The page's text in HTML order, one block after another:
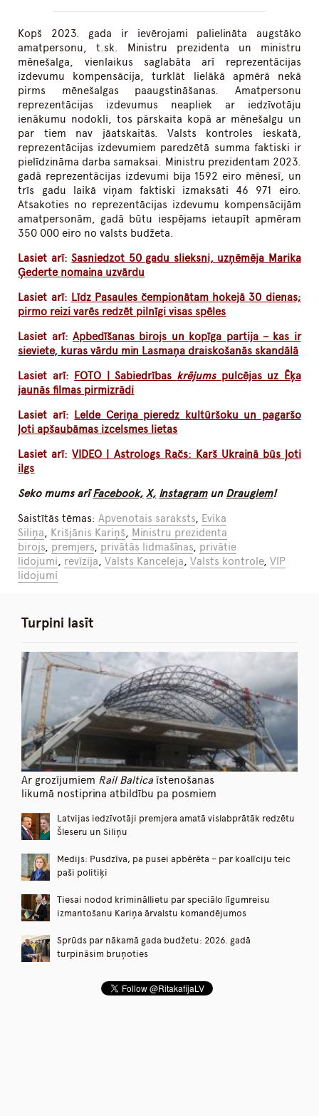
Kopš 2023. gada ir ievērojami palielināta augstāko
amatpersonu, t.sk. Ministru prezidenta un ministru
mēnešalga, vienlaikus saglabāta arī reprezentācijas
izdevumu kompensācija, turklāt lielākā apmērā nekā
pirms mēnešalgas paaugstināšanas. Amatpersonu
reprezentācijas izdevumus neapliek ar iedzīvotāju
ienākumu nodokli, tos pārskaita kopā ar mēnešalgu un
par tiem nav jāatskaitās. Valsts kontroles ieskatā,
reprezentācijas izdevumiem paredzētā summa faktiski ir
pielīdzināma darba samaksai. Ministru prezidentam 2023.
gadā reprezentācijas izdevumi bija 1592 eiro mēnesī, un
trīs gadu laikā viņam faktiski izmaksāti 46 971 eiro.
Atsakoties no reprezentācijas izdevumu kompensācijām
amatpersonām, gadā būtu iespējams ietaupīt apmēram
350 000 eiro no valsts budžeta.
Lasiet arī:Sasniedzot 50 gadu slieksni, uzņēmēja Marika
Ģederte nomaina uzvārdu
Lasiet arī: Līdz Pasaules čempionātam hokejā 30 dienas;
pirmo reizi varēs redzēt pilnīgi visas spēles
Lasiet arī:Apbedīšanas birojs un kopīga partija – kas ir
sieviete, kuras vārdu min Lasmaņa draiskošanās skandālā
Lasiet arī: FOTO | Sabiedrības krējumspulcējas uz Ēķa
jaunās filmas pirmizrādi
Lasiet arī: Lelde Ceriņa pieredz kultūršoku un pagaršo
ļoti apšaubāmas izcelsmes lietas
Lasiet arī:VIDEO | Astrologs Račs: Karš Ukrainā būs ļoti
ilgs
Seko mums arīFacebook, X, Instagramun Draugiem!
Saistītās tēmas:Apvenotais saraksts Evika
Siliņa
Krišjānis Kariņš
Ministru prezidenta
birojs premjers privātās lidmašīnas privātie
lidojumi
revīzija ,Valsts Kanceleja ,Valsts kontrole,VIP
lidojumi
Turpini lasīt
Ar grozījumiem Rail Baltica īstenošanas
likumā nostiprina atbildību pa posmiem
Latvijas iedzīvotāji premjera amatā vislabprātāk redzētu
Šleseru un Siliņu
Medijs: Pusdzīva, pa pusei apbērēta – par koalīciju teic
paši politiķi
Tiesai nodod krimināllietu par speciālo līgumreisu
izmantošanu Kariņa ārvalstu komandējumos
Sprūds par nākamā gada budžetu: 2026. gadā
turpināsim bruņoties